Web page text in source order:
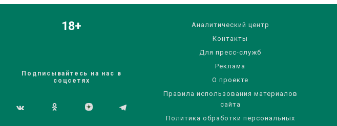
18+
Подписывайтесь на нас в
соцсетях
Аналитический центр
Контакты
Для пресс-служб
Реклама
О проекте
Правила использования материалов
сайта
Политика обработки персональных